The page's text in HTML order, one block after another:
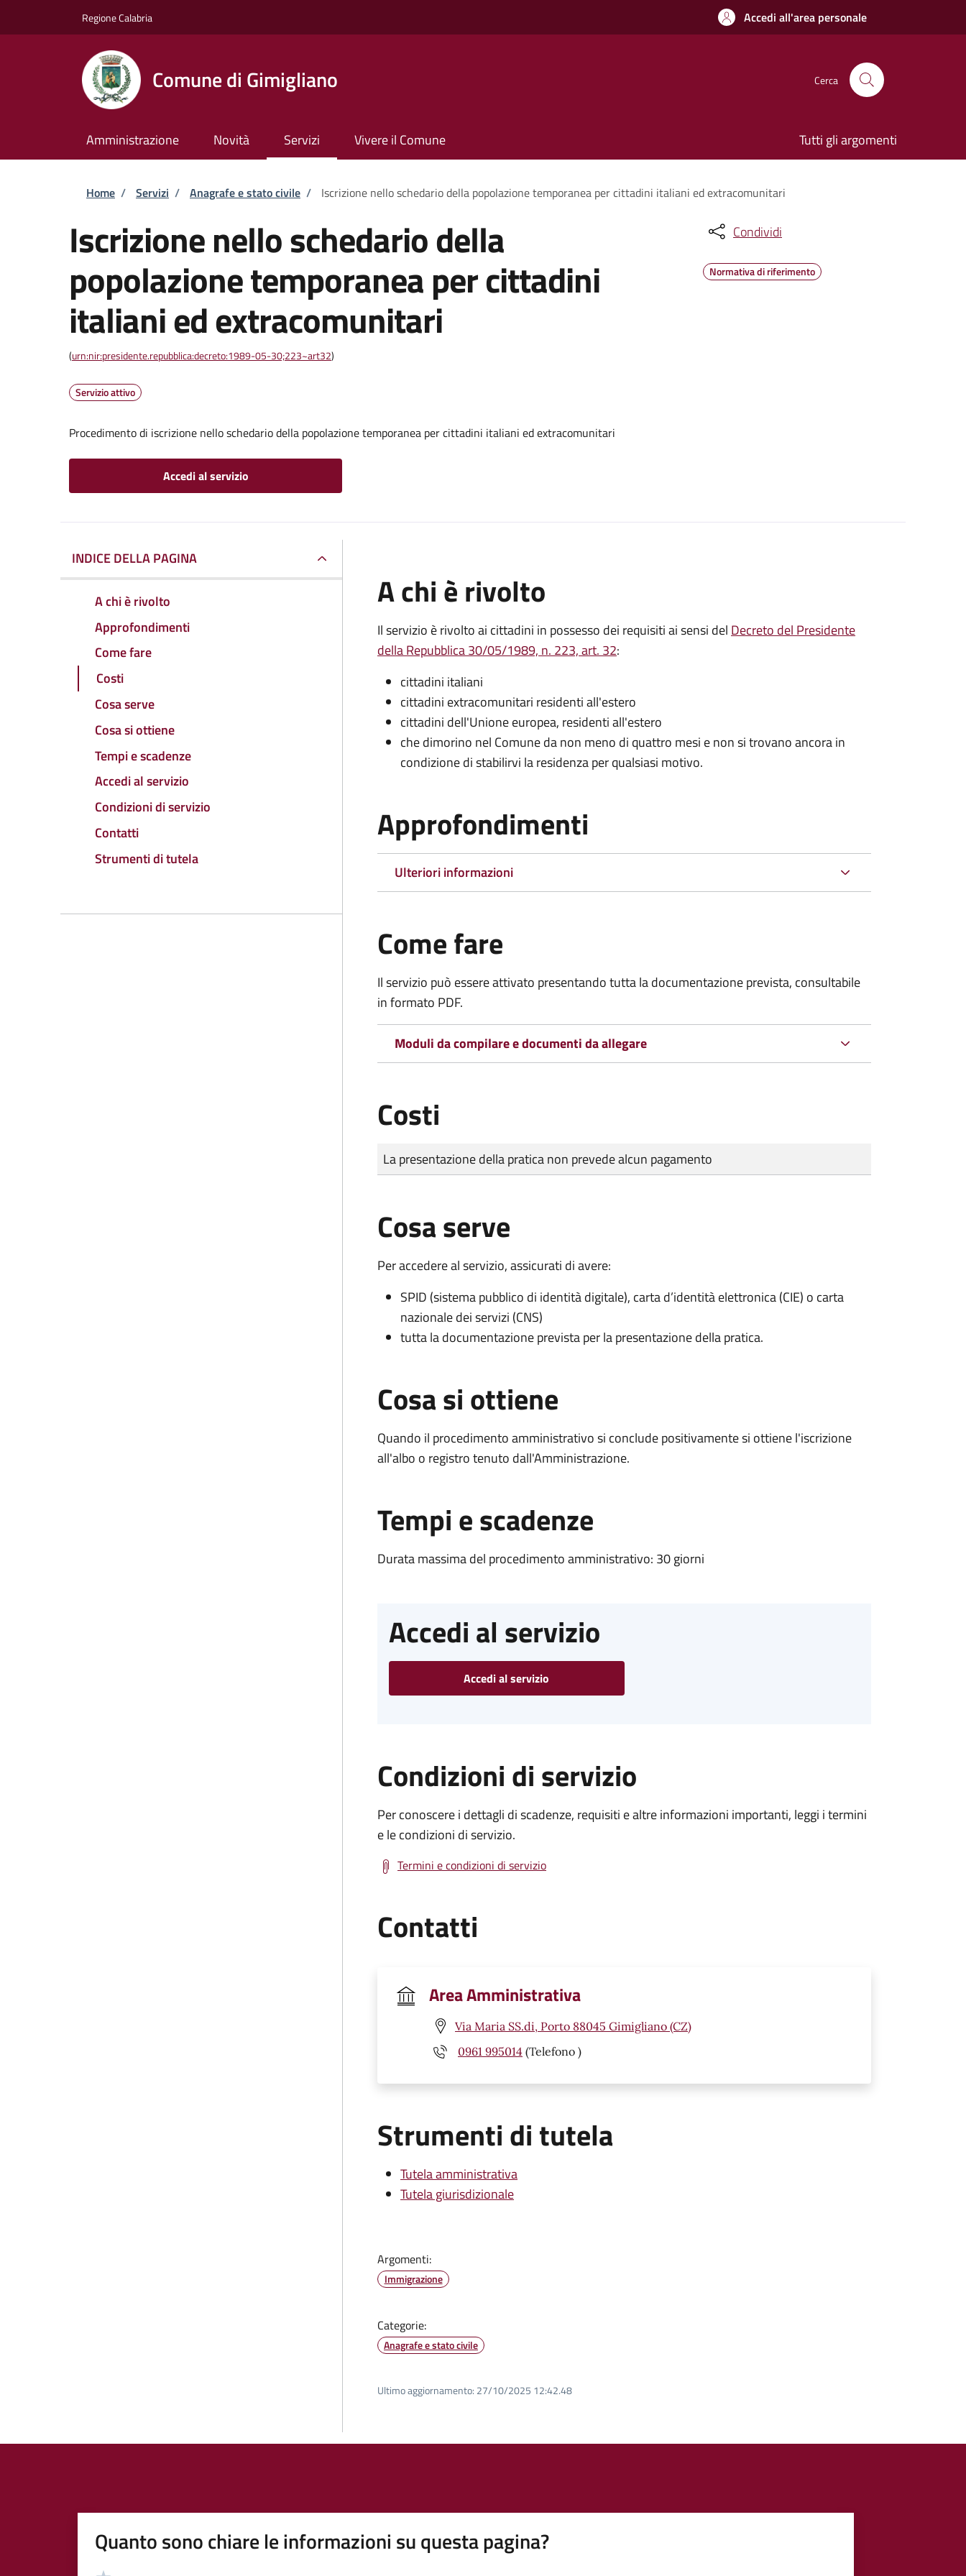
Regione Calabria Accedi all'area personale
Comune di Gimigliano Cerca
Amministrazione Novità Servizi Vivere il Comune Tutti gli argomenti
Briciole di pane
Home / Servizi / Anagrafe e stato civile / Iscrizione nello schedario della popolazione temporanea per cittadini italiani ed extracomunitari
Iscrizione nello schedario della
popolazione temporanea per cittadini
italiani ed extracomunitari
(urn:nir:presidente.repubblica:decreto:1989-05-30;223~art32)
Servizio attivo
Procedimento di iscrizione nello schedario della popolazione temporanea per cittadini italiani ed extracomunitari
Accedi al servizio
Condividi
Normativa di riferimento
INDICE DELLA PAGINA
A chi è rivolto
Approfondimenti
Come fare
Costi
Cosa serve
Cosa si ottiene
Tempi e scadenze
Accedi al servizio
Condizioni di servizio
Contatti
Strumenti di tutela
A chi è rivolto
Il servizio è rivolto ai cittadini in possesso dei requisiti ai sensi del Decreto del Presidente
della Repubblica 30/05/1989, n. 223, art. 32:
cittadini italiani
cittadini extracomunitari residenti all'estero
cittadini dell'Unione europea, residenti all'estero
che dimorino nel Comune da non meno di quattro mesi e non si trovano ancora in
condizione di stabilirvi la residenza per qualsiasi motivo.
Approfondimenti
Ulteriori informazioni
Come fare
Il servizio può essere attivato presentando tutta la documentazione prevista, consultabile
in formato PDF.
Moduli da compilare e documenti da allegare
Costi
Tipo di pagamento
Importo
La presentazione della pratica non prevede alcun pagamento
Cosa serve
Per accedere al servizio, assicurati di avere:
SPID (sistema pubblico di identità digitale), carta d’identità elettronica (CIE) o carta
nazionale dei servizi (CNS)
tutta la documentazione prevista per la presentazione della pratica.
Cosa si ottiene
Quando il procedimento amministrativo si conclude positivamente si ottiene l'iscrizione
all'albo o registro tenuto dall'Amministrazione.
Tempi e scadenze
Durata massima del procedimento amministrativo: 30 giorni
Accedi al servizio
Accedi al servizio
Condizioni di servizio
Per conoscere i dettagli di scadenze, requisiti e altre informazioni importanti, leggi i termini
e le condizioni di servizio.
Termini e condizioni di servizio
Contatti
Area Amministrativa
Via Maria SS.di, Porto 88045 Gimigliano (CZ)
0961 995014 (Telefono )
Strumenti di tutela
Tutela amministrativa
Tutela giurisdizionale
Argomenti:
Immigrazione
Categorie:
Anagrafe e stato civile
Ultimo aggiornamento: 27/10/2025 12:42.48
Quanto sono chiare le informazioni su questa pagina?
Valutazione